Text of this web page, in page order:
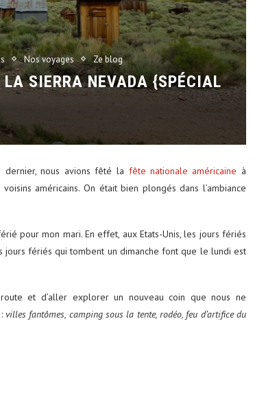
Nos voyages Ze blog
LA SIERRA NEVADA {SPÉCIAL
dernier, nous avions fêté la fête nationale américaine à
américains. On était bien plongés dans l’ambiance
pour mon mari. En effet, aux Etats-Unis, les jours fériés
fériés qui tombent un dimanche font que le lundi est
et d’aller explorer un nouveau coin que nous ne
: villes fantômes, camping sous la tente, rodéo, feu d’artifice du